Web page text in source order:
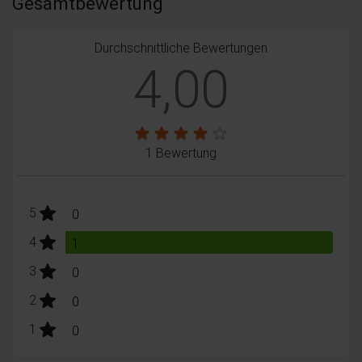
Durchschnittliche Bewertungen
4,00
1 Bewertung
5 stars: 0
Bewertungen
4stars: 1Bewertungen
3 stars: 0
Bewertungen
2 stars: 0
Bewertungen
1 stars: 0
Bewertungen